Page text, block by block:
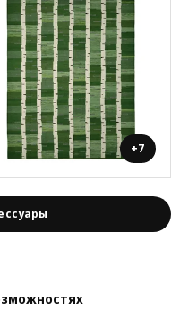
+7